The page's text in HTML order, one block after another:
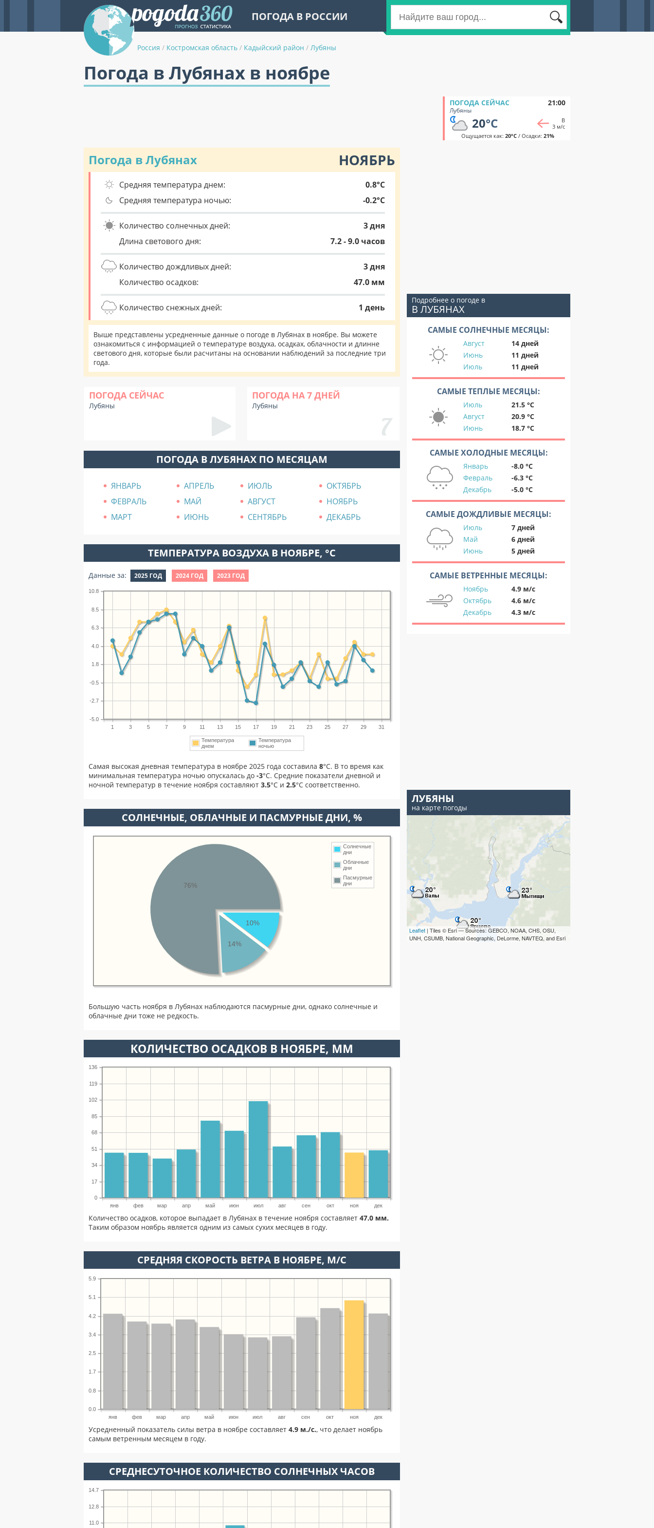
ПОГОДА В РОССИИ
Россия / Костромская область / Кадыйский район / Лубяны
Погода в Лубянах в ноябре
ПОГОДА СЕЙЧАС 21:00
Лубяны
20°C
В
3 м/с
Ощущается как: 20°C/ Осадки: 21%
Погода в Лубянах НОЯБРЬ
Средняя температура днем:
0.8°C
Средняя температура ночью:
-0.2°C
Количество солнечных дней:
3 дня
Длина светового дня:
7.2 - 9.0 часов
Количество дождливых дней:
3 дня
Количество осадков:
47.0 мм
Количество снежных дней: 1 день
Выше представлены усредненные данные о погоде в Лубянах в ноябре. Вы можете
ознакомиться с информацией о температуре воздуха, осадках, облачности и длинне
светового дня, которые были расчитаны на основании наблюдений за последние три
года.
ПОГОДА СЕЙЧАС
Лубяны
ПОГОДА НА 7 ДНЕЙ
Лубяны
ПОГОДА В ЛУБЯНАХ ПО МЕСЯЦАМ
ЯНВАРЬ АПРЕЛЬ ИЮЛЬ
ОКТЯБРЬ
ФЕВРАЛЬ
МАЙ АВГУСТ
НОЯБРЬ
МАРТ
ИЮНЬ СЕНТЯБРЬ ДЕКАБРЬ
ТЕМПЕРАТУРА ВОЗДУХА В НОЯБРЕ, °C
Данные за: 2025 ГОД 2024 ГОД 2023 ГОД
1 3 5 7 9 11 13 15 17 19 21 23 25 27 29 31
-5.0
-2.7
-0.5
1.8
4.0
6.3
8.5
10.8
Температура
днем
Температура
ночью
Самая высокая дневная температура в ноябре 2025 года составила 8°С. В то время как
минимальная температура ночью опускалась до -3°C. Средние показатели дневной и
ночной температур в течение ноября составляют 3.5°С и 2.5°С соответственно.
CОЛНЕЧНЫЕ, ОБЛАЧНЫЕ И ПАСМУРНЫЕ ДНИ, %
Солнечные
дни
Облачные
дни
Пасмурные
дни
10%
14%
76%
Большую часть ноября в Лубянах наблюдаются пасмурные дни, однако солнечные и
облачные дни тоже не редкость.
КОЛИЧЕСТВО ОСАДКОВ В НОЯБРЕ, ММ
янв фев мар апр май июн июл авг сен окт ноя дек
0
17
34
51
68
85
102
119
136
Количество осадков, которое выпадает в Лубянах в течение ноября составляет 47.0 мм.
Таким образом ноябрь является одним из самых сухих месяцев в году.
СРЕДНЯЯ СКОРОСТЬ ВЕТРА В НОЯБРЕ, М/С
янв фев мар апр май июн июл авг сен окт ноя дек
0.0
0.8
1.7
2.5
3.4
4.2
5.1
5.9
Усредненный показатель силы ветра в ноябре составляет 4.9 м./с., что делает ноябрь
самым ветренным месяцем в году.
СРЕДНЕСУТОЧНОЕ КОЛИЧЕСТВО СОЛНЕЧНЫХ ЧАСОВ
11.0
12.8
14.7
Подробнее о погоде в
В ЛУБЯНАХ
САМЫЕ СОЛНЕЧНЫЕ МЕСЯЦЫ:
Август
14 дней
Июнь
11 дней
Июль
11 дней
САМЫЕ ТЕПЛЫЕ МЕСЯЦЫ:
Июль
21.5 °C
Август
20.9 °C
Июнь
18.7 °C
САМЫЕ ХОЛОДНЫЕ МЕСЯЦЫ:
Январь
-8.0 °C
Февраль
-6.3 °C
Декабрь
-5.0 °C
САМЫЕ ДОЖДЛИВЫЕ МЕСЯЦЫ:
Июль
7 дней
Май
6 дней
Июнь
5 дней
САМЫЕ ВЕТРЕННЫЕ МЕСЯЦЫ:
Ноябрь
4.9 м/с
Октябрь
4.6 м/с
Декабрь
4.3 м/с
ЛУБЯНЫ
на карте погоды
Leaflet | Tiles © Esri — Sources: GEBCO, NOAA, CHS, OSU,
UNH, CSUMB, National Geographic, DeLorme, NAVTEQ, and Esri